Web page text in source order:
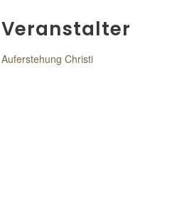
Veranstalter
Auferstehung Christi